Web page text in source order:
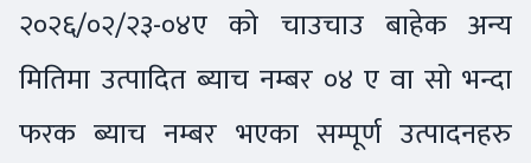
२०२६/०२/२३-०४ए को चाउचाउ बाहेक अन्य
मितिमा उत्पादित ब्याच नम्बर ०४ ए वा सो भन्दा
फरक ब्याच नम्बर भएका सम्पूर्ण उत्पादनहरु